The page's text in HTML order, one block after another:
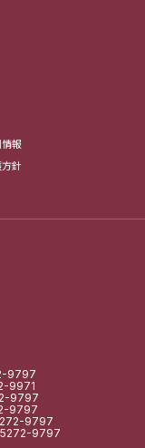
9797
9971
9797
9797
9797
9797
報
針